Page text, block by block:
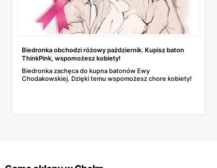
Biedronka obchodzi różowy październik. Kupisz baton
ThinkPink, wspomożesz kobiety!
Biedronka zachęca do kupna batonów Ewy
Chodakowskiej. Dzięki temu wspomożesz chore kobiety!